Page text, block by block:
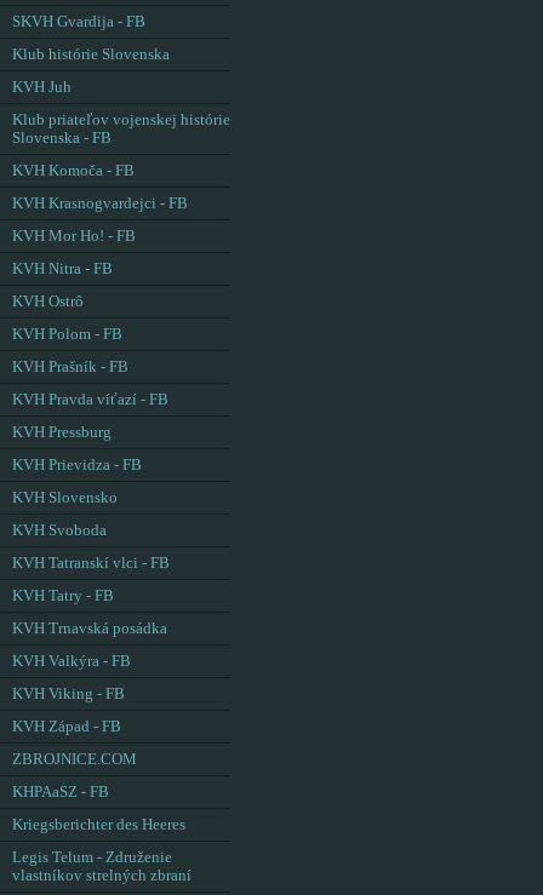
SKVH Gvardija - FB
Klub histórie Slovenska
KVH Juh
Klub priateľov vojenskej histórie
Slovenska - FB
KVH Komoča - FB
KVH Krasnogvardejci - FB
KVH Mor Ho! - FB
KVH Nitra - FB
KVH Ostrô
KVH Polom - FB
KVH Prašník - FB
KVH Pravda víťazí - FB
KVH Pressburg
KVH Prievidza - FB
KVH Slovensko
KVH Svoboda
KVH Tatranskí vlci - FB
KVH Tatry - FB
KVH Trnavská posádka
KVH Valkýra - FB
KVH Viking - FB
KVH Západ - FB
ZBROJNICE.COM
KHPAaSZ - FB
Kriegsberichter des Heeres
Legis Telum - Združenie
vlastníkov strelných zbraní